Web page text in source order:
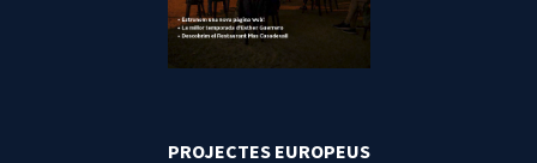
PROJECTES EUROPEUS